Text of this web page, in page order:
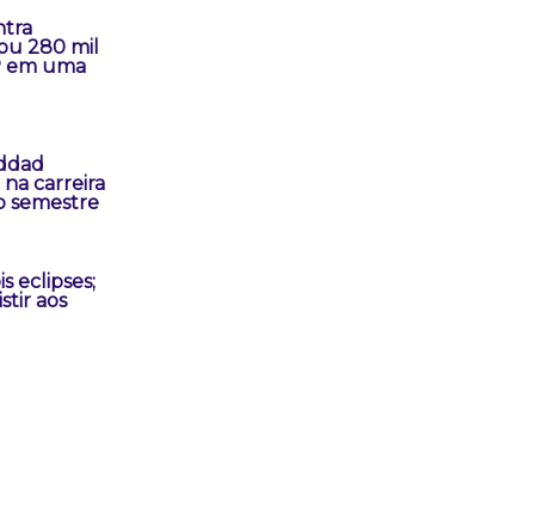
280 mil
em uma
carreira
semestre
eclipses;
aos